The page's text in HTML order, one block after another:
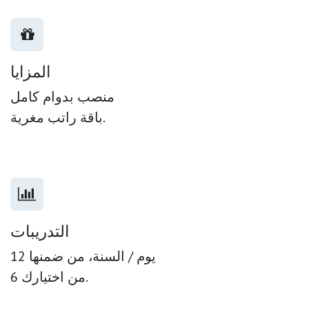
المزايا
منصب بدوام كامل
باقة راتب مغرية.
التدريبات
12 يوم / السنة، من ضمنها
6 من اختيارك.